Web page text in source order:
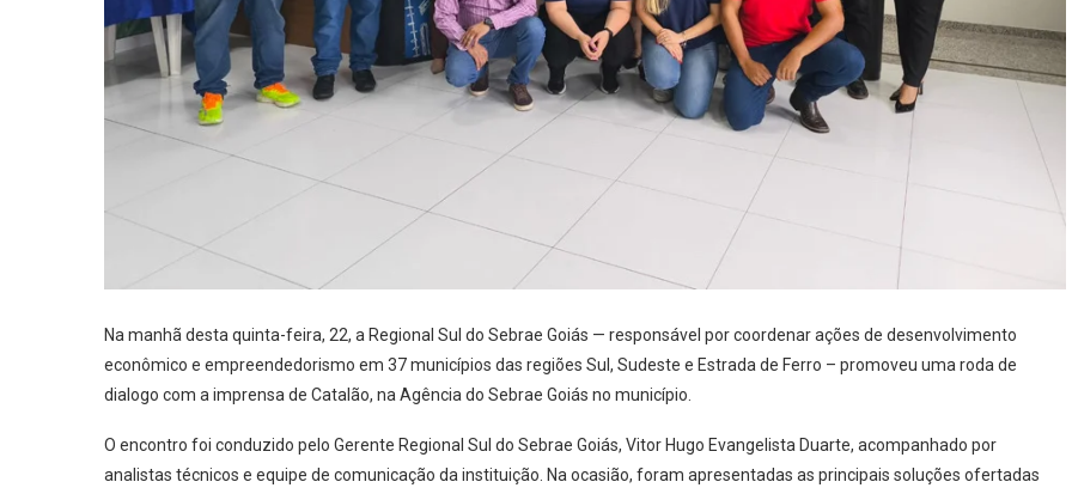
Na manhã desta quinta-feira, 22, a Regional Sul do Sebrae Goiás — responsável por coordenar ações de desenvolvimento
econômico e empreendedorismo em 37 municípios das regiões Sul, Sudeste e Estrada de Ferro – promoveu uma roda de
dialogo com a imprensa de Catalão, na Agência do Sebrae Goiás no município.
O encontro foi conduzido pelo Gerente Regional Sul do Sebrae Goiás, Vitor Hugo Evangelista Duarte, acompanhado por
analistas técnicos e equipe de comunicação da instituição. Na ocasião, foram apresentadas as principais soluções ofertadas